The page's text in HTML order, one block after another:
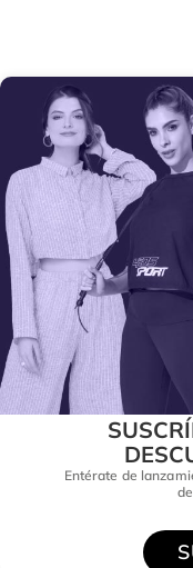
Entérate de